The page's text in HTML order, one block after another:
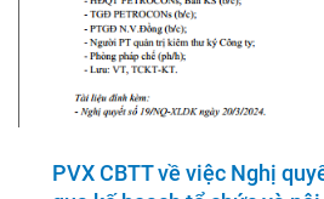
PVX CBTT về việc Nghị